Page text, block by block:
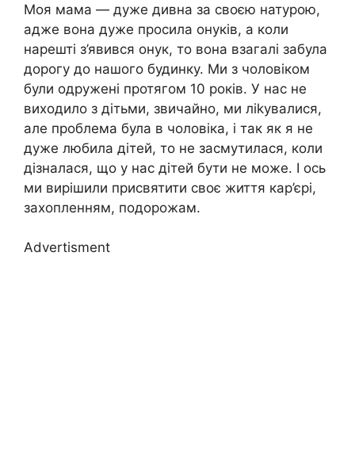
Моя мама — дуже дивна за своєю натурою,
адже вона дуже просила онуків, а коли
нарешті з’явився онук, то вона взагалі забула
дорогу до нашого будинку. Ми з чоловіком
були одружені протягом 10 років. У нас не
виходило з дітьми, звичайно, ми ліkувалися,
але проблема була в чоловіка, і так як я не
дуже любила дітей, то не засмутилася, коли
дізналася, що у нас дітей бути не може. І ось
ми вирішили присвятити своє життя кар’єрі,
захопленням, подорожам.
Advertisment